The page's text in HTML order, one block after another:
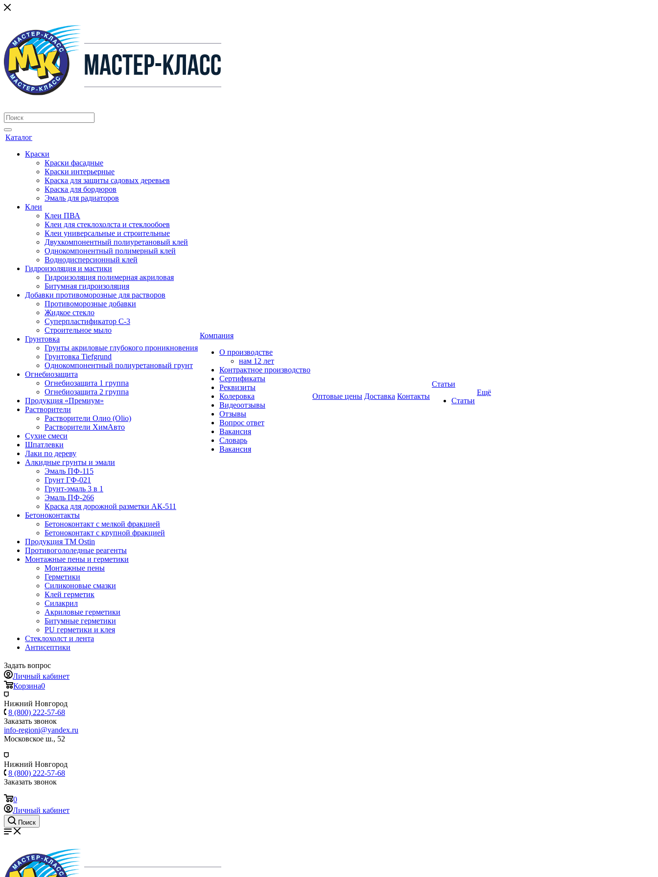
Каталог
Краски
Краски фасадные
Краски интерьерные
Краска для защиты садовых деревьев
⁠Краска для бордюров
Эмаль для радиаторов
Клеи
Клеи ПВА
Клеи для стеклохолста и стеклообоев
Клеи универсальные и строительные
Двухкомпонентный полиуретановый клей
Однокомпонентный полимерный клей
Воднодисперсионный клей
Гидроизоляция и мастики
Гидроизоляция полимерная акриловая
Битумная гидроизоляция
Добавки противоморозные для растворов
Противоморозные добавки
Жидкое стекло
Суперпластификатор С-3
Строительное мыло
Грунтовка
Грунты акриловые глубокого проникновения
Грунтовка Tiefgrund
Однокомпонентный полиуретановый грунт
Огнебиозащита
Огнебиозащита 1 группа
Огнебиозащита 2 группа
Продукция «Премиум»
Растворители
Растворители Олио (Olio)
Растворители ХимАвто
Сухие смеси
Шпатлевки
Лаки по дереву
Алкидные грунты и эмали
Эмаль ПФ-115
Грунт ГФ-021
Грунт-эмаль 3 в 1
Эмаль ПФ-266
Краска для дорожной разметки АК-511
Бетоноконтакты
Бетоноконтакт с мелкой фракцией
Бетоноконтакт с крупной фракцией
Продукция ТМ Ostin
Противогололедные реагенты
Монтажные пены и герметики
Монтажные пены
Герметики
Силиконовые смазки
Клей герметик
Силакрил
Акриловые герметики
Битумные герметики
PU герметики и клея
Стеклохолст и лента
Антисептики
Компания
О производстве
нам 12 лет
Контрактное производство
Сертификаты
Реквизиты
Колеровка
Видеоотзывы
Отзывы
Вопрос ответ
Вакансия
Словарь
Вакансия
Оптовые цены Доставка Контакты
Статьи
Статьи
Ещё
Задать вопрос
Личный кабинет
Корзина0
Нижний Новгород
8 (800) 222-57-68
Заказать звонок
info-regioni@yandex.ru
Московское ш., 52
Нижний Новгород
8 (800) 222-57-68
Заказать звонок
0
Личный кабинет
Поиск